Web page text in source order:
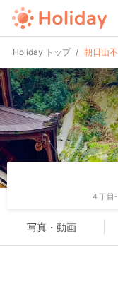
Holiday トップ 朝日山
４丁目
写真・動画